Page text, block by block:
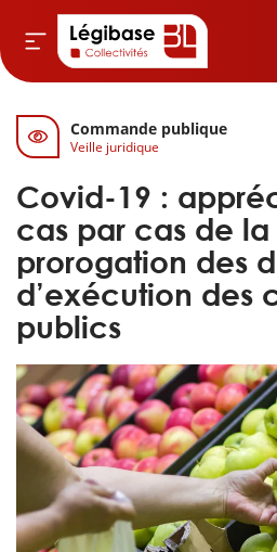
& Cimetières
& Élu local
& Finances locales
publique
Commande publique
Veille juridique
Covid-19 :
cas par cas de
prorogation des
d’exécution des
publics